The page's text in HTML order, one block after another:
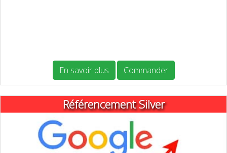
En savoir plus Commander
Référencement Silver